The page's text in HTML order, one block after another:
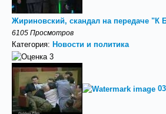
Жириновский, скандал на передаче "К
6105 Просмотров
Категория: Новости и политика